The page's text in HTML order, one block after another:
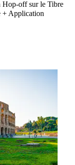
Hop-off sur le Tibre
+ Application